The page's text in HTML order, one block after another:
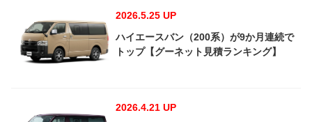
2026.5.25 UP
ハイエースバン（200系）が9か月連続で
トップ【グーネット見積ランキング】
2026.4.21 UP